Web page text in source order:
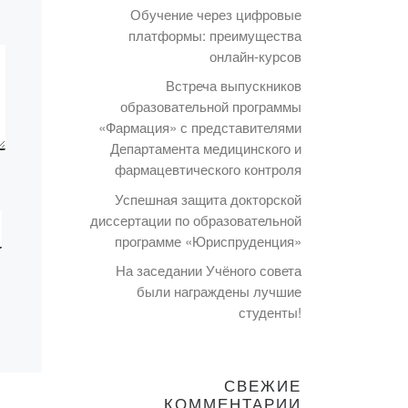
Обучение через цифровые
платформы: преимущества
онлайн-курсов
Встреча выпускников
образовательной программы
«Фармация» с представителями
Департамента медицинского и
фармацевтического контроля
Успешная защита докторской
диссертации по образовательной
программе «Юриспруденция»
На заседании Учёного совета
были награждены лучшие
студенты!
СВЕЖИЕ
КОММЕНТАРИИ